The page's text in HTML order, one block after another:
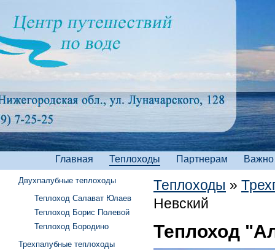
Главная Теплоходы Партнерам Важно
Теплоходы »
Невский
Теплоход
Двухпалубные теплоходы
Теплоход Салават Юлаев
Теплоход Борис Полевой
Теплоход Бородино
Трехпалубные теплоходы